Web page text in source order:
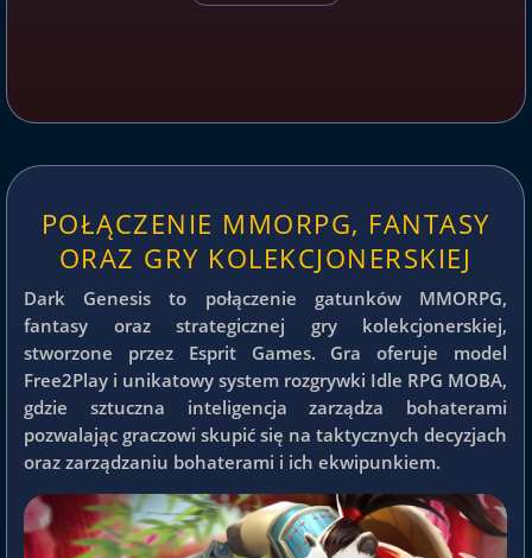
POŁĄCZENIE MMORPG, FANTASY
ORAZ GRY KOLEKCJONERSKIEJ
Dark Genesis to połączenie gatunków MMORPG,
fantasy oraz strategicznej gry kolekcjonerskiej,
stworzone przez Esprit Games. Gra oferuje model
Free2Play i unikatowy system rozgrywki Idle RPG MOBA,
gdzie sztuczna inteligencja zarządza bohaterami
pozwalając graczowi skupić się na taktycznych decyzjach
oraz zarządzaniu bohaterami i ich ekwipunkiem.